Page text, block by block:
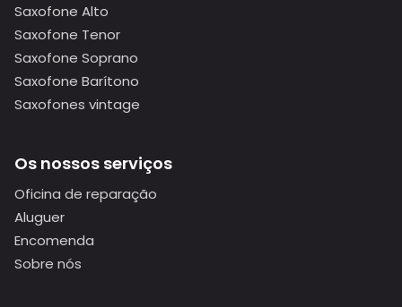
Saxofone Alto
Saxofone Tenor
Saxofone Soprano
Saxofone Barítono
Saxofones vintage
Os nossos serviços
Oficina de reparação
Aluguer
Encomenda
Sobre nós